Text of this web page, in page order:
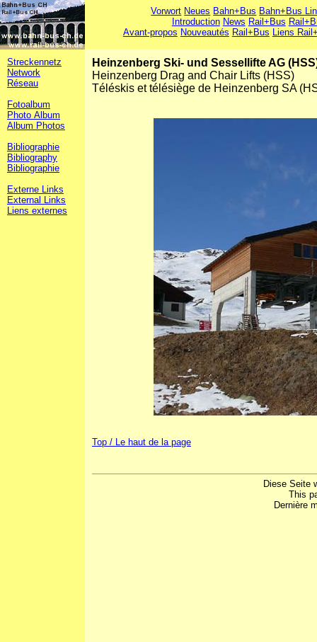
Vorwort Neues Bahn+Bus Bahn+Bus
Introduction News Rail+Bus
Avant-propos Nouveautés Rail+Bus Liens
Streckennetz
Network
Réseau
Fotoalbum
Photo Album
Album Photos
Bibliographie
Bibliography
Bibliographie
Externe Links
External Links
Liens externes
Heinzenberg Ski- und Sessellifte AG
Heinzenberg Drag and Chair Lifts (HSS)
Téléskis et télésiège de Heinzenberg SA
Top / Le haut de la page
Diese Seite
This
Dernière